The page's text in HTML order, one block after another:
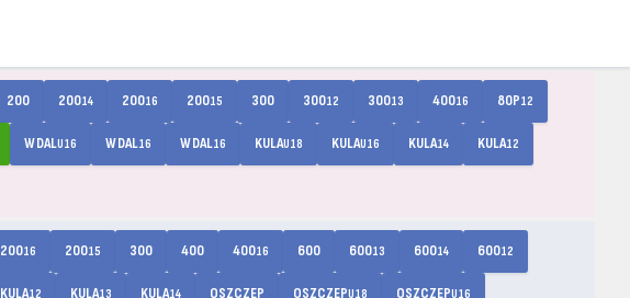
200 20014 20016 20015 300 30012 30013 40016 80P12
W DALU16 W DAL16 W DAL16 KULAU18 KULAU16 KULA14 KULA12
20016 20015 300 400 40016 600 60013 60014 60012
KULA12 KULA13 KULA14 OSZCZEP OSZCZEPU18 OSZCZEPU16